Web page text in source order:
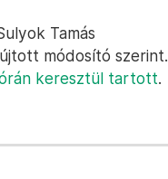
Tamás
módosító szerint.
keresztül tartott.